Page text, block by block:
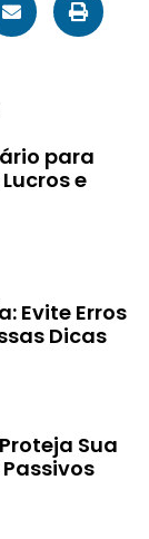
para
e
Evite Erros
Dicas
Sua